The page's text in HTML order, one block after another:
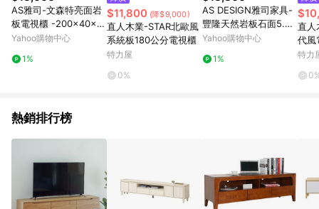
AS雅司-文森特亮面岩
板電視櫃 -200×40×4
3cm
Yahoo購物中心
1%
$11,800 (降$9,000)
直人木業-STAR北歐風
系統板180公分電視櫃
特力屋
0%
AS DESIGN雅司家具-
豐隆天然岩板石面5.3
尺電視櫃 -160×40×52
Yahoo購物中心
1%
直人
代風
特力
熱銷排行榜